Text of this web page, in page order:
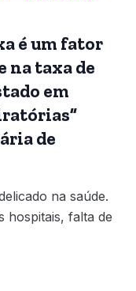
é um fator
na taxa de
em
de
na saúde.
hospitais, falta de